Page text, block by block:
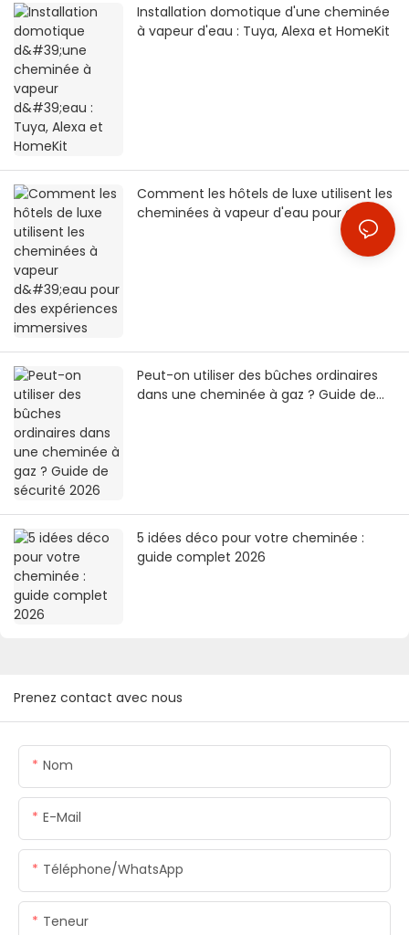
Installation domotique d'une cheminée
à vapeur d'eau : Tuya, Alexa et HomeKit
Comment les hôtels de luxe utilisent les
cheminées à vapeur d'eau pour des
Peut-on utiliser des bûches ordinaires
dans une cheminée à gaz ? Guide de
5 idées déco pour votre cheminée :
guide complet 2026
Prenez contact avec nous
Nom
E-Mail
Téléphone/WhatsApp
Teneur